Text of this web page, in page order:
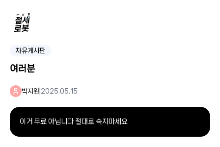
자유게시판
여러분
박지원 2025.05.15
이거 무료 아닙니다 절대로 속지마세요